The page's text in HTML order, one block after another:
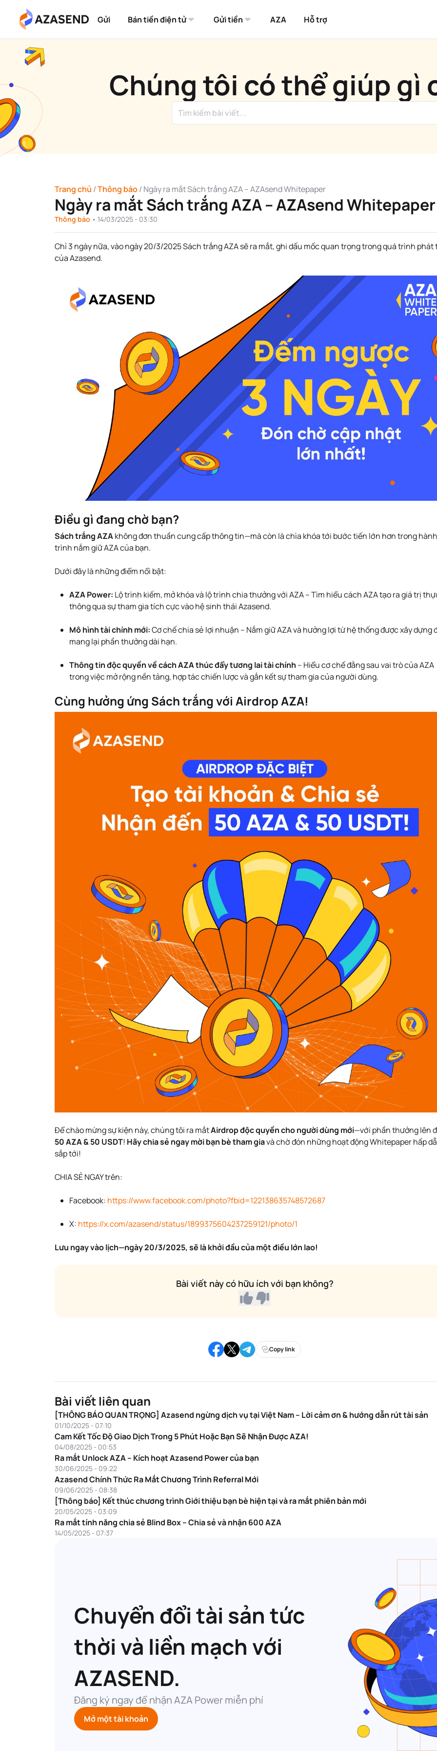
Gửi Bán tiền điện tử Gửi tiền AZA Hỗ trợ
Chúng tôi có thể giúp gì
Trang chủ /Thông báo / Ngày ra mắt Sách trắng AZA – AZAsend Whitepaper
Ngày ra mắt Sách trắng AZA – AZAsend Whitepaper
Thông báo • 14/03/2025 - 03:30
Chỉ 3 ngày nữa, vào ngày 20/3/2025 Sách trắng AZA sẽ ra mắt, ghi dấu mốc quan trọng trong quá trình phát
của Azasend.
Điều gì đang chờ bạn?
Sách trắng AZAkhông đơn thuần cung cấp thông tin—mà còn là chìa khóa tới bước tiến lớn hơn trong hành
trình nắm giữ AZA của bạn.
Dưới đây là những điểm nổi bật:
AZA Power: Lộ trình kiếm, mở khóa và lộ trình chia thưởng với AZA – Tìm hiểu cách AZA tạo ra giá trị
thông qua sự tham gia tích cực vào hệ sinh thái Azasend.
Mô hình tài chính mới:Cơ chế chia sẻ lợi nhuận – Nắm giữ AZA và hưởng lợi từ hệ thống được xây dựng
mang lại phần thưởng dài hạn.
Thông tin độc quyền về cách AZA thúc đẩy tương lai tài chính – Hiểu cơ chế đằng sau vai trò của AZA
trong việc mở rộng nền tảng, hợp tác chiến lược và gắn kết sự tham gia của người dùng.
Cùng hưởng ứng Sách trắng với Airdrop AZA!
Để chào mừng sự kiện này, chúng tôi ra mắtAirdrop độc quyền cho người dùng mới—với phần thưởng lên
50 AZA & 50 USDT! Hãy chia sẻ ngay mời bạn bè tham giavà chờ đón những hoạt động Whitepaper hấp
sắp tới!
CHIA SẺ NGAY trên:
Facebook: https://www.facebook.com/photo?fbid=122138635748572687
X: https://x.com/azasend/status/1899375604237259121/photo/1
Lưu ngay vào lịch—ngày 20/3/2025, sẽ là khởi đầu của một điều lớn lao!
Bài viết này có hữu ích với bạn không?
Copy link
Bài viết liên quan
[THÔNG BÁO QUAN TRỌNG] Azasend ngừng dịch vụ tại Việt Nam – Lời cảm ơn & hướng dẫn rút tài sản
01/10/2025 - 07:10
Cam Kết Tốc Độ Giao Dịch Trong 5 Phút Hoặc Bạn Sẽ Nhận Được AZA!
04/08/2025 - 00:53
Ra mắt Unlock AZA – Kích hoạt Azasend Power của bạn
30/06/2025 - 09:22
Azasend Chính Thức Ra Mắt Chương Trình Referral Mới
09/06/2025 - 08:38
[Thông báo] Kết thúc chương trình Giới thiệu bạn bè hiện tại và ra mắt phiên bản mới
20/05/2025 - 03:09
Ra mắt tính năng chia sẻ Blind Box – Chia sẻ và nhận 600 AZA
14/05/2025 - 07:37
Chuyển đổi tài sản tức
thời và liền mạch với
AZASEND.
Đăng ký ngay để nhận AZA Power miễn phí
Mở một tài khoản